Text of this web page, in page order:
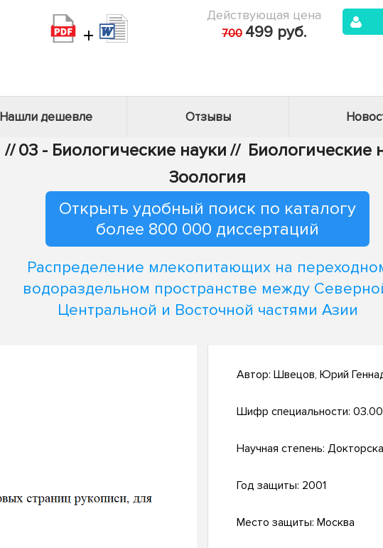
+
Действующая цена
700 499 руб.
Нашли дешевле Отзывы
// 03 - Биологические науки // Биологические
Зоология
Открыть удобный поиск по каталогу
более 800 000 диссертаций
Распределение млекопитающих на
водораздельном пространстве между
Центральной и Восточной частями Азии
Автор: Швецов, Юрий
Шифр специальности:
Научная степень:
Год защиты: 2001
Место защиты: Москва